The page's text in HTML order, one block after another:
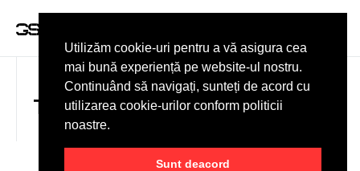
TERMENI ȘI CONDIȚII
Utilizăm cookie-uri pentru a vă asigura cea
mai bună experiență pe website-ul nostru.
Continuând să navigați, sunteți de acord cu
utilizarea cookie-urilor conform politicii
noastre.
Sunt deacord